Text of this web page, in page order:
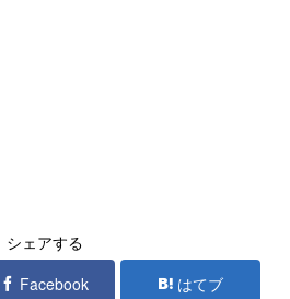
シェアする
Facebook はてブ